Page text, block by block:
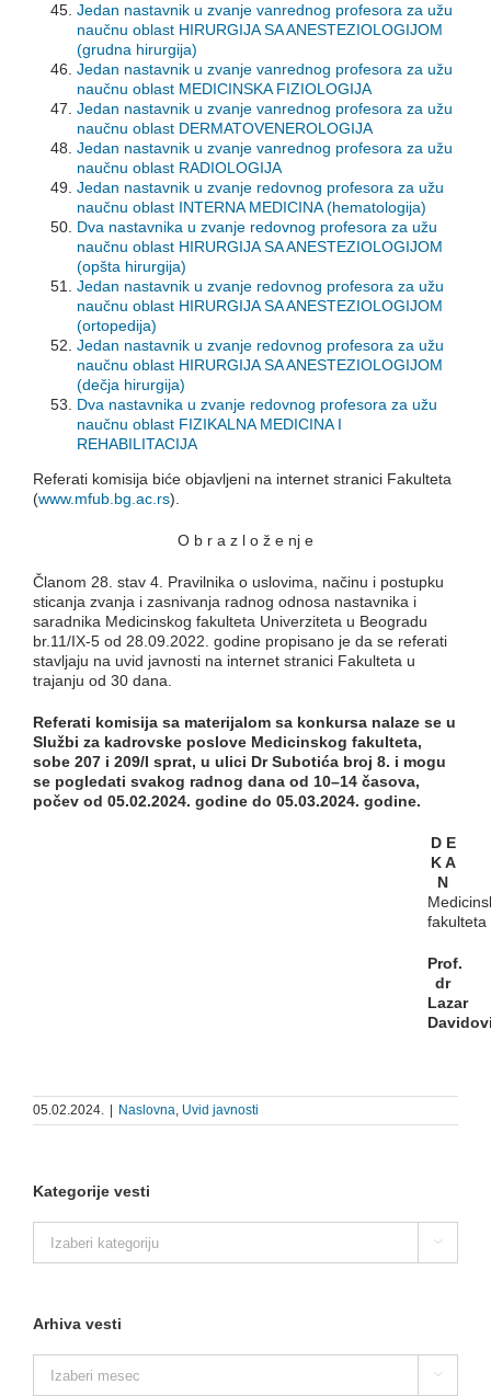
Jedan nastavnik u zvanje vanrednog profesora za užu
naučnu oblast HIRURGIJA SA ANESTEZIOLOGIJOM
(grudna hirurgija)
Jedan nastavnik u zvanje vanrednog profesora za užu
naučnu oblast MEDICINSKA FIZIOLOGIJA
Jedan nastavnik u zvanje vanrednog profesora za užu
naučnu oblast DERMATOVENEROLOGIJA
Jedan nastavnik u zvanje vanrednog profesora za užu
naučnu oblast RADIOLOGIJA
Jedan nastavnik u zvanje redovnog profesora za užu
naučnu oblast INTERNA MEDICINA (hematologija)
Dva nastavnika u zvanje redovnog profesora za užu
naučnu oblast HIRURGIJA SA ANESTEZIOLOGIJOM
(opšta hirurgija)
Jedan nastavnik u zvanje redovnog profesora za užu
naučnu oblast HIRURGIJA SA ANESTEZIOLOGIJOM
(ortopedija)
Jedan nastavnik u zvanje redovnog profesora za užu
naučnu oblast HIRURGIJA SA ANESTEZIOLOGIJOM
(dečja hirurgija)
Dva nastavnika u zvanje redovnog profesora za užu
naučnu oblast FIZIKALNA MEDICINA I
REHABILITACIJA
Referati komisija biće objavljeni na internet stranici Fakulteta
(www.mfub.bg.ac.rs).
O b r a z l o ž e nj e
Članom 28. stav 4. Pravilnika o uslovima, načinu i postupku
sticanja zvanja i zasnivanja radnog odnosa nastavnika i
saradnika Medicinskog fakulteta Univerziteta u Beogradu
br.11/IX-5 od 28.09.2022. godine propisano je da se referati
stavljaju na uvid javnosti na internet stranici Fakulteta u
trajanju od 30 dana.
Referati komisija sa materijalom sa konkursa nalaze se u
Službi za kadrovske poslove Medicinskog fakulteta,
sobe 207 i 209/I sprat, u ulici Dr Subotića broj 8. i mogu
se pogledati svakog radnog dana od 10–14 časova,
počev od 05.02.2024. godine do 05.03.2024. godine.
D E
K A
N
fakulteta
Prof.
dr
Lazar
05.02.2024. Naslovna, Uvid javnosti
Kategorije vesti
vesti

Arhiva vesti
vesti
